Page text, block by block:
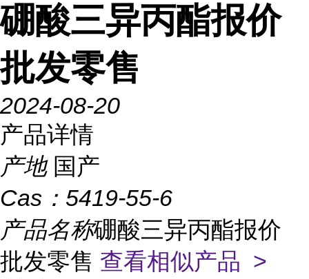
硼酸三异丙酯报价
批发零售
2024-08-20
产品详情
产地 国产
Cas： 5419-55-6
产品名称硼酸三异丙酯报价
批发零售 查看相似产品 >